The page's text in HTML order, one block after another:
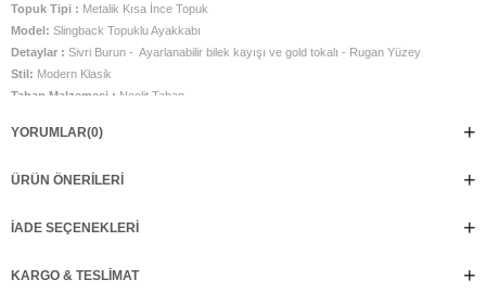
Topuk Tipi : Metalik Kısa İnce Topuk
Model: Slingback Topuklu Ayakkabı
Detaylar : Sivri Burun - Ayarlanabilir bilek kayışı ve gold tokalı - Rugan Yüzey
Stil: Modern Klasik
Taban Malzemesi : Neolit Taban
ARTY'nin ince topuğu, zarif duruşu ve şık detaylarıyla, adımlarınızda bir
özgün bir dokunuş katacak olan ARTY, modern kadının vazgeçilmezi
ihtişamı sunuyor.
YORUMLAR(0)
ÜRÜN ÖNERILERI
İADE SEÇENEKLERI
KARGO & TESLIMAT